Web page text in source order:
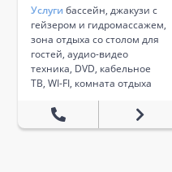
Услуги бассейн, джакузи с
гейзером и гидромассажем,
зона отдыха со столом для
гостей, аудио-видео
техника, DVD, кабельное
ТВ, WI-FI, комната отдыха